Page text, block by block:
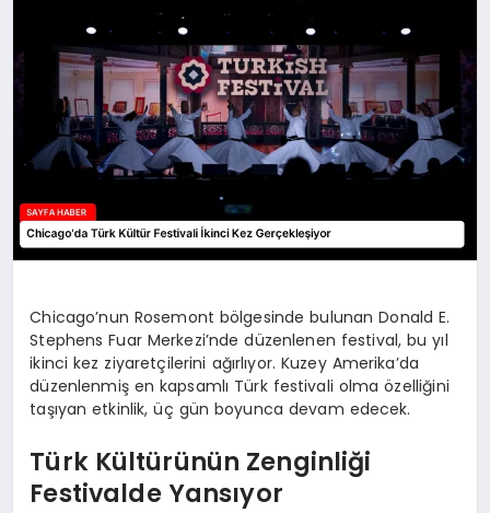
EKONOMI
SAĞLIK
DIĞER
Chicago’nun Rosemont bölgesinde bulunan Donald E.
Stephens Fuar Merkezi’nde düzenlenen festival, bu yıl
ikinci kez ziyaretçilerini ağırlıyor. Kuzey Amerika’da
düzenlenmiş en kapsamlı Türk festivali olma özelliğini
taşıyan etkinlik, üç gün boyunca devam edecek.
Türk Kültürünün Zenginliği
Festivalde Yansıyor